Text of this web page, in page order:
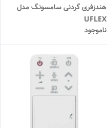
هندزفری گردنی سامسونگ مدل
UFLEX
ناموجود